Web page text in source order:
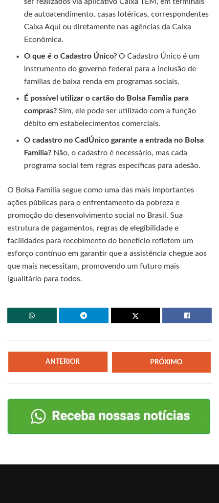
ser realizados via aplicativo Caixa TEM, em terminais
de autoatendimento, casas lotéricas, correspondentes
Caixa Aqui ou diretamente nas agências da Caixa
Econômica.
O que é o Cadastro Único? O Cadastro Único é um
instrumento do governo federal para a inclusão de
famílias de baixa renda em programas sociais.
É possível utilizar o cartão do Bolsa Família para
compras? Sim, ele pode ser utilizado com a função
débito em estabelecimentos comerciais.
O cadastro no CadÚnico garante a entrada no Bolsa
Família? Não, o cadastro é necessário, mas cada
programa social tem regras específicas para adesão.
O Bolsa Família segue como uma das mais importantes
ações públicas para o enfrentamento da pobreza e
promoção do desenvolvimento social no Brasil. Sua
estrutura de pagamentos, regras de elegibilidade e
facilidades para recebimento do benefício refletem um
esforço contínuo em garantir que a assistência chegue aos
que mais necessitam, promovendo um futuro mais
igualitário para todos.
ANTERIOR PRÓXIMO